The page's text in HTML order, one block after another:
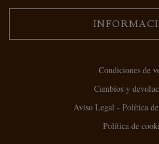
Condiciones de
Cambios y
Aviso Legal - Política
Política de